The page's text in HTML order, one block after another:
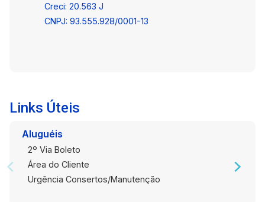
Creci: 20.563 J
CNPJ: 93.555.928/0001-13
Links Úteis
Aluguéis
2º Via Boleto
Área do Cliente
Urgência Consertos/Manutenção